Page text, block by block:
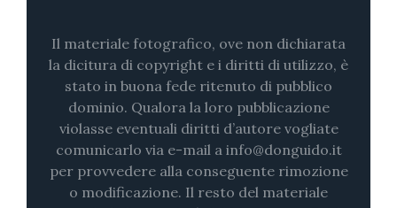
Il materiale fotografico, ove non dichiarata
la dicitura di copyright e i diritti di utilizzo, è
stato in buona fede ritenuto di pubblico
dominio. Qualora la loro pubblicazione
violasse eventuali diritti d’autore vogliate
comunicarlo via e-mail a info@donguido.it
per provvedere alla conseguente rimozione
o modificazione. Il resto del materiale